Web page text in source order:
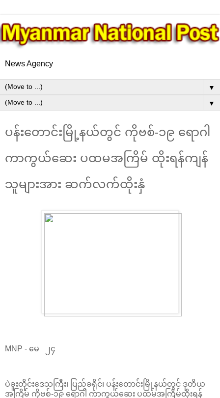
News Agency
▼
▼
ပန်းတောင်းမြို့နယ်တွင် ကိုဗစ်-၁၉ ရောဂါ
ကာကွယ်ဆေး ပထမအကြိမ် ထိုးရန်ကျန်
သူများအား ဆက်လက်ထိုးနှံ
MNP - မေ ၂၄
ပဲခူးတိုင်းဒေသကြီး၊ ပြည်ခရိုင်၊ ပန်းတောင်းမြို့နယ်တွင် ဒုတိယ
အကြိမ် ကိုဗစ်-၁၉ ရောဂါ ကာကွယ်ဆေး ပထမအကြိမ်ထိုးရန်